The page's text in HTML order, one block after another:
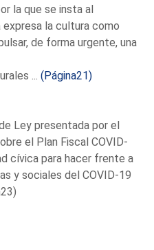
la que se insta al
expresa la cultura como
de forma urgente, una
...(Página21)
Ley presentada por el
el Plan Fiscal COVID-
cívica para hacer frente a
y sociales del COVID-19